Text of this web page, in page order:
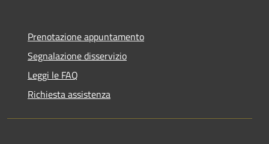
Prenotazione appuntamento
Segnalazione disservizio
Leggi le FAQ
Richiesta assistenza